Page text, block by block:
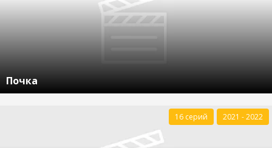
Почка
16 серий 2021 - 2022